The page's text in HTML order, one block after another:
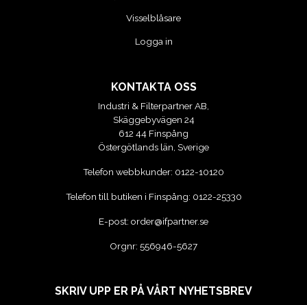
VERKTYG FÖR ELBILAR
Visselblåsare
Logga in
KONTAKTA OSS
Industri & Filterpartner AB,
Skäggebyvägen 24
612 44 Finspång
Östergötlands län, Sverige
Telefon webbkunder: 0122-10120
Telefon till butiken i Finspång: 0122-25330
E-post: order@ifpartner.se
Orgnr: 556946-5627
SKRIV UPP ER PÅ VÅRT NYHETSBREV